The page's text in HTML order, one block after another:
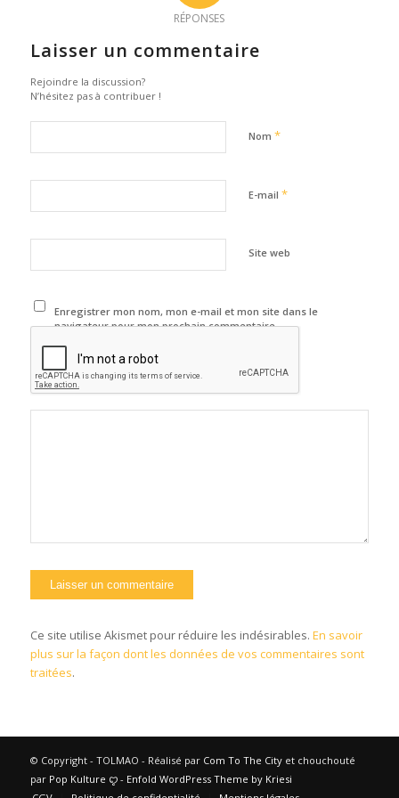
RÉPONSES
Laisser un commentaire
Rejoindre la discussion?
N’hésitez pas à contribuer !
Nom *
E-mail *
Site web
Enregistrer mon nom, mon e-mail et mon site dans le
navigateur pour mon prochain commentaire.
Ce site utilise Akismet pour réduire les indésirables. En savoir
plus sur la façon dont les données de vos commentaires sont
traitées.
© Copyright - TOLMAO - Réalisé par Com To The City et chouchouté
par Pop Kulture ꨄ︎ - Enfold WordPress Theme by Kriesi